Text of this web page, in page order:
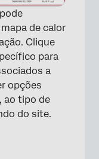
de calor
Clique
para
a
opções
ao tipo de
do site.